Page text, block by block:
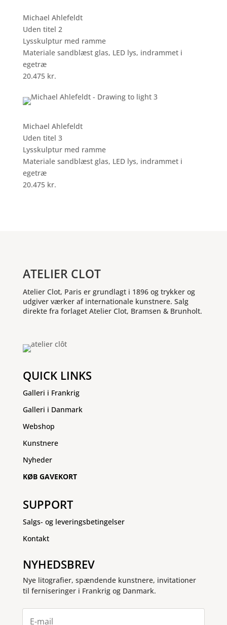
Michael Ahlefeldt
Uden titel 2
Lysskulptur med ramme
Materiale sandblæst glas, LED lys, indrammet i
egetræ
20.475 kr.
Michael Ahlefeldt
Uden titel 3
Lysskulptur med ramme
Materiale sandblæst glas, LED lys, indrammet i
egetræ
20.475 kr.
ATELIER CLOT
Atelier Clot, Paris er grundlagt i 1896 og trykker og
udgiver værker af internationale kunstnere. Salg
direkte fra forlaget Atelier Clot, Bramsen & Brunholt.
QUICK LINKS
Galleri i Frankrig
Galleri i Danmark
Webshop
Kunstnere
Nyheder
KØB GAVEKORT
SUPPORT
Salgs- og leveringsbetingelser
Kontakt
NYHEDSBREV
Nye litografier, spændende kunstnere, invitationer
til ferniseringer i Frankrig og Danmark.